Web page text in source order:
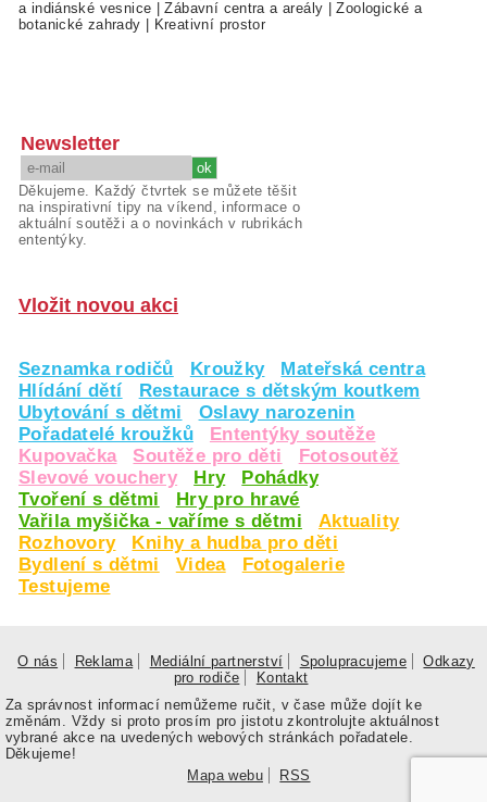
a indiánské vesnice |Zábavní centra a areály |Zoologické a
botanické zahrady
Kreativní prostor
Newsletter
Děkujeme. Každý čtvrtek se můžete těšit
na inspirativní tipy na víkend, informace o
aktuální soutěži a o novinkách v rubrikách
ententýky.
Vložit novou akci
Seznamka rodičů Kroužky
Mateřská centra
Hlídání dětí
Restaurace s dětským koutkem
Ubytování s dětmi
Oslavy narozenin
Pořadatelé kroužků
Ententýky soutěže
Kupovačka
Soutěže pro děti
Fotosoutěž
Slevové vouchery
Hry
Pohádky
Tvoření s dětmi
Hry pro hravé
Vařila myšička - vaříme s dětmi
Aktuality
Rozhovory
Knihy a hudba pro děti
Bydlení s dětmi
Videa
Fotogalerie
Testujeme
O nás Reklama Mediální partnerství Spolupracujeme
Odkazy
pro rodiče
Kontakt
Za správnost informací nemůžeme ručit, v čase může dojít ke
změnám. Vždy si proto prosím pro jistotu zkontrolujte aktuálnost
vybrané akce na uvedených webových stránkách pořadatele.
Děkujeme!
Mapa webu
RSS